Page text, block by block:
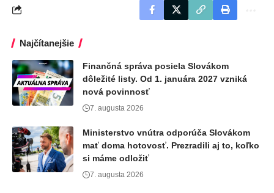
Najčítanejšie
Finančná správa posiela Slovákom
dôležité listy. Od 1. januára 2027 vzniká
nová povinnosť
7. augusta 2026
Ministerstvo vnútra odporúča Slovákom
mať doma hotovosť. Prezradili aj to, koľko
si máme odložiť
7. augusta 2026